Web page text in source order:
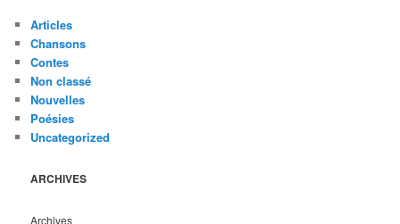
Articles
Chansons
Contes
Non classé
Nouvelles
Poésies
Uncategorized
ARCHIVES
Archives